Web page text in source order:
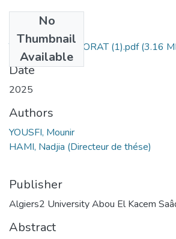
No
Thumbnail
Available
THESE DE DOCTORAT (1).pdf(3.16
Date
2025
Authors
YOUSFI, Mounir
HAMI, Nadjia (Directeur de thése)
Publisher
Algiers2 University Abou El Kacem
Abstract